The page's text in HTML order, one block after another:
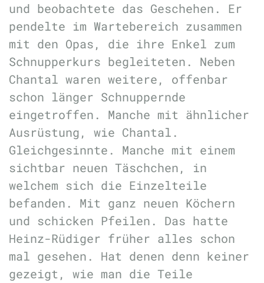
und beobachtete das Geschehen. Er
pendelte im Wartebereich zusammen
mit den Opas, die ihre Enkel zum
Schnupperkurs begleiteten. Neben
Chantal waren weitere, offenbar
schon länger Schnuppernde
eingetroffen. Manche mit ähnlicher
Ausrüstung, wie Chantal.
Gleichgesinnte. Manche mit einem
sichtbar neuen Täschchen, in
welchem sich die Einzelteile
befanden. Mit ganz neuen Köchern
und schicken Pfeilen. Das hatte
Heinz-Rüdiger früher alles schon
mal gesehen. Hat denen denn keiner
gezeigt, wie man die Teile